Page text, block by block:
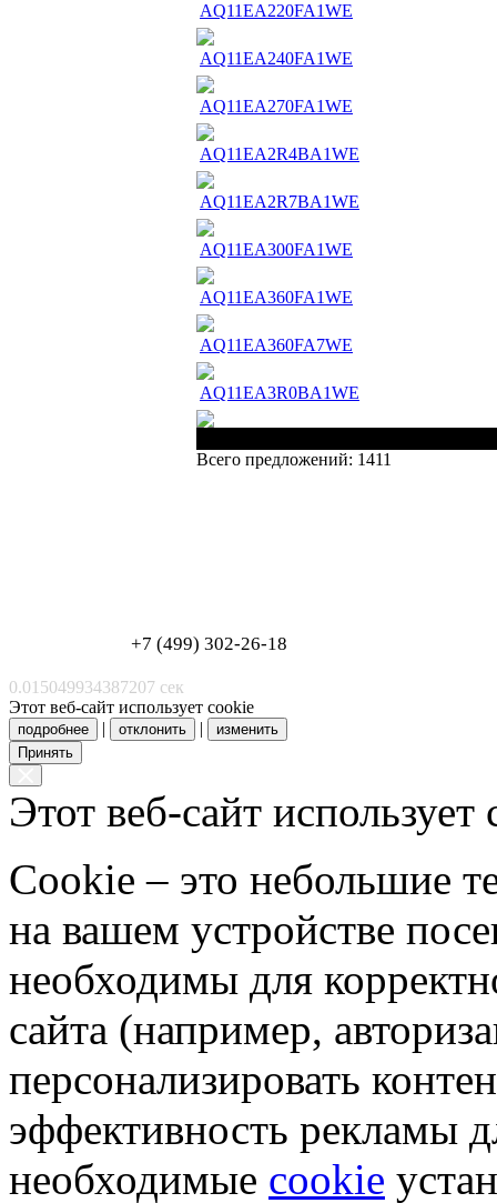
AQ11EA220FA1WE
AQ11EA240FA1WE
AQ11EA270FA1WE
AQ11EA2R4BA1WE
AQ11EA2R7BA1WE
AQ11EA300FA1WE
AQ11EA360FA1WE
AQ11EA360FA7WE
AQ11EA3R0BA1WE
Всего предложений: 1411
+7 (499) 302-26-18
0.015049934387207 сек
Этот веб-сайт использует cookie
подробнее | отклонить |
изменить
Принять
Этот веб-сайт использует
Cookie – это небольшие
на вашем устройстве
необходимы для
сайта (например,
персонализировать
эффективность рекламы
необходимые cookie